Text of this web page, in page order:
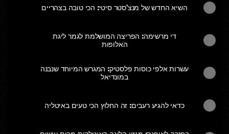
השיא החדש של מנצ'סטר סיטי: הכי טובה בצהריים
די מרשימה: הפריצה המושלמת לגמר ליגת
האלופות
עשרות אלפי כוסות פלסטיק: המגרש המיוחד שנבנה
במונדיאל
כדאי להגיע רעבים: זה החלוץ הכי טעים באיטליה